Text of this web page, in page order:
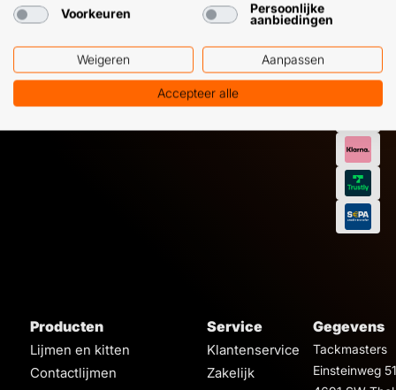
Producten
Lijmen en kitten
Contactlijmen
Service
Klantenservice
Zakelijk
Gegevens
Tackmasters
Einsteinweg 51
Voorkeuren
Persoonlijke
aanbiedingen
Weigeren Aanpassen
Accepteer alle